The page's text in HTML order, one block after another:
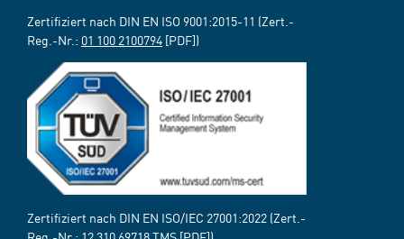
Zertifiziert nach DIN EN ISO 9001:2015-11 (Zert.-
Reg.-Nr.: 01 100 2100794 [PDF])
Zertifiziert nach DIN EN ISO/IEC 27001:2022 (Zert.-